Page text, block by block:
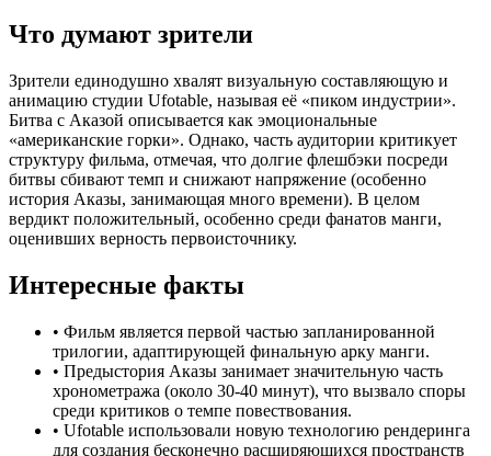
Что думают зрители
Зрители единодушно хвалят визуальную составляющую и
анимацию студии Ufotable, называя её «пиком индустрии».
Битва с Аказой описывается как эмоциональные
«американские горки». Однако, часть аудитории критикует
структуру фильма, отмечая, что долгие флешбэки посреди
битвы сбивают темп и снижают напряжение (особенно
история Аказы, занимающая много времени). В целом
вердикт положительный, особенно среди фанатов манги,
оценивших верность первоисточнику.
Интересные факты
• Фильм является первой частью запланированной
трилогии, адаптирующей финальную арку манги.
• Предыстория Аказы занимает значительную часть
хронометража (около 30-40 минут), что вызвало споры
среди критиков о темпе повествования.
• Ufotable использовали новую технологию рендеринга
для создания бесконечно расширяющихся пространств